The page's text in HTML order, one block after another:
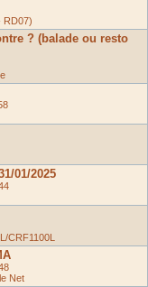
RD07)
? (balade ou resto
01/2025
CRF1100L
Net